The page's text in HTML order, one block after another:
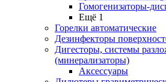
Гомогенизаторы-
Ещё 1
Горелки автоматические
Дезинфекторы
Дигесторы, системы
(минерализаторы)
Аксессуары